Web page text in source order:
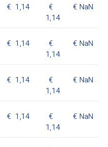
1,14
1,14
NaN
1,14
1,14
NaN
1,14
1,14
NaN
1,14
1,14
NaN